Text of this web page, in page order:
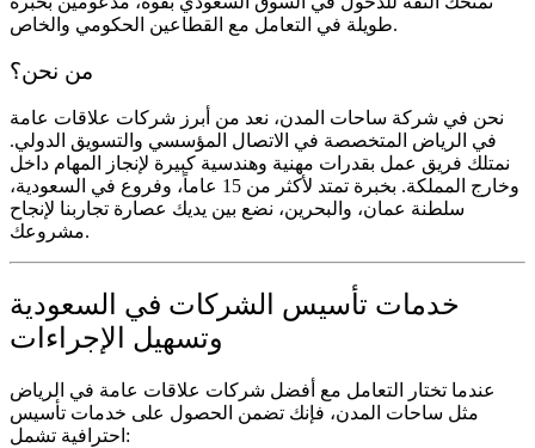
طويلة في التعامل مع القطاعين الحكومي والخاص.
من نحن؟
نحن في شركة ساحات المدن، نعد من أبرز شركات علاقات عامة
في الرياض المتخصصة في الاتصال المؤسسي والتسويق الدولي.
نمتلك فريق عمل بقدرات مهنية وهندسية كبيرة لإنجاز المهام داخل
وخارج المملكة. بخبرة تمتد لأكثر من 15 عاماً، وفروع في السعودية،
سلطنة عمان، والبحرين، نضع بين يديك عصارة تجاربنا لإنجاح
مشروعك.
خدمات تأسيس الشركات في السعودية
وتسهيل الإجراءات
عندما تختار التعامل مع أفضل شركات علاقات عامة في الرياض
مثل ساحات المدن، فإنك تضمن الحصول على خدمات تأسيس
احترافية تشمل: